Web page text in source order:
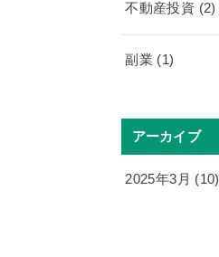
不動産投資 (2)
副業 (1)
アーカイブ
2025年3月 (10)